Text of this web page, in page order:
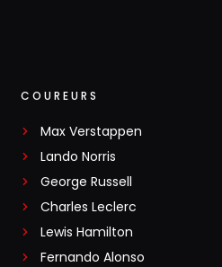
COUREURS
Max Verstappen
Lando Norris
George Russell
Charles Leclerc
Lewis Hamilton
Fernando Alonso